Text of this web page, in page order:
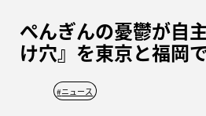
ぺんぎんの憂鬱が自
け穴』を東京と福岡
#ニュース